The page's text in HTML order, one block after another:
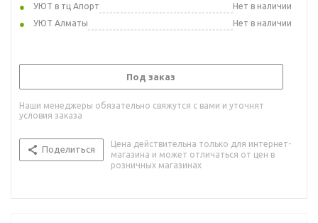
УЮТ в тц Апорт
Нет в наличии
УЮТ Алматы
Нет в наличии
Под заказ
Наши менеджеры обязательно свяжутся с вами и уточнят
условия заказа
Поделиться
Цена действительна только для интернет-
магазина и может отличаться от цен в
розничных магазинах